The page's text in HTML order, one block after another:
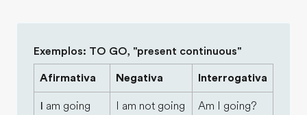
Exemplos: TO GO, "present continuous"
Afirmativa Negativa Interrogativa
I am going I am not going Am I going?